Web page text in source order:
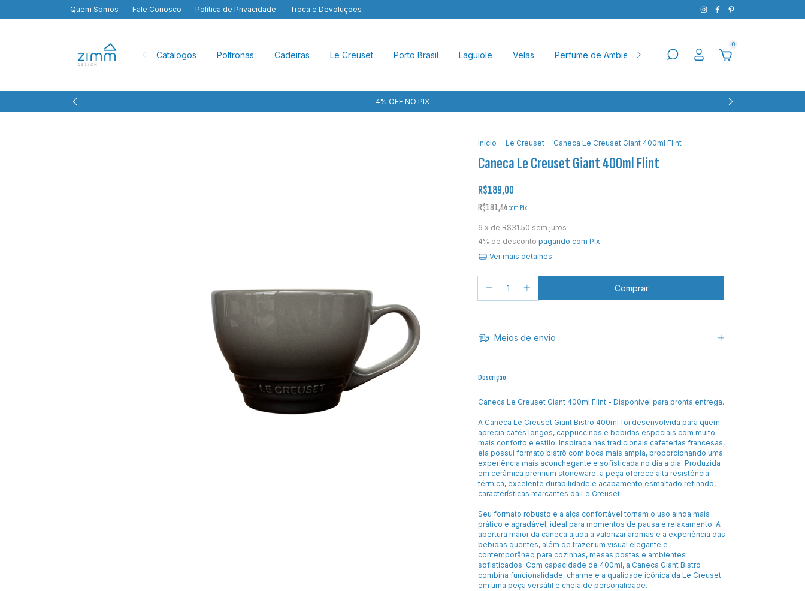
Quem Somos Fale Conosco Política de Privacidade Troca e Devoluções
Catálogos Poltronas Cadeiras Le Creuset Porto Brasil Laguiole Velas Perfume de Ambiente Natal Pet
0
4% OFF NO PIX
Início . Le Creuset . Caneca Le Creuset Giant 400ml Flint
Caneca Le Creuset Giant 400ml Flint
R$189,00
R$181,44com Pix
6 x de R$31,50 sem juros
4% de desconto pagando com Pix
Ver mais detalhes
Meios de envio
Descrição
Caneca Le Creuset Giant 400ml Flint - Disponível para pronta entrega.
A Caneca Le Creuset Giant Bistro 400ml foi desenvolvida para quem
aprecia cafés longos, cappuccinos e bebidas especiais com muito
mais conforto e estilo. Inspirada nas tradicionais cafeterias francesas,
ela possui formato bistrô com boca mais ampla, proporcionando uma
experiência mais aconchegante e sofisticada no dia a dia. Produzida
em cerâmica premium stoneware, a peça oferece alta resistência
térmica, excelente durabilidade e acabamento esmaltado refinado,
características marcantes da Le Creuset.
Seu formato robusto e a alça confortável tornam o uso ainda mais
prático e agradável, ideal para momentos de pausa e relaxamento. A
abertura maior da caneca ajuda a valorizar aromas e a experiência das
bebidas quentes, além de trazer um visual elegante e
contemporâneo para cozinhas, mesas postas e ambientes
sofisticados. Com capacidade de 400ml, a Caneca Giant Bistro
combina funcionalidade, charme e a qualidade icônica da Le Creuset
em uma peça versátil e cheia de personalidade.